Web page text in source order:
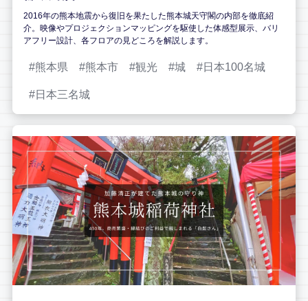
2016年の熊本地震から復旧を果たした熊本城天守閣の内部を徹底紹
介。映像やプロジェクションマッピングを駆使した体感型展示、バリ
アフリー設計、各フロアの見どころを解説します。
熊本県 熊本市 観光 城 日本100名城
日本三名城